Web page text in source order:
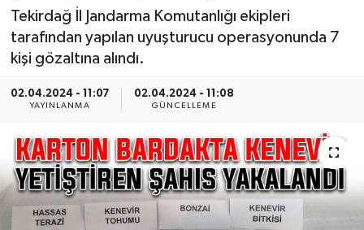
Tekirdağ İl Jandarma Komutanlığı ekipleri
tarafından yapılan uyuşturucu operasyonunda 7
kişi gözaltına alındı.
02.04.2024 - 11:07
YAYINLANMA
02.04.2024 - 11:08
GÜNCELLEME
Siyaset
Ekonomi
Sağlık
Tüm Manşetler
Haber Arşivi